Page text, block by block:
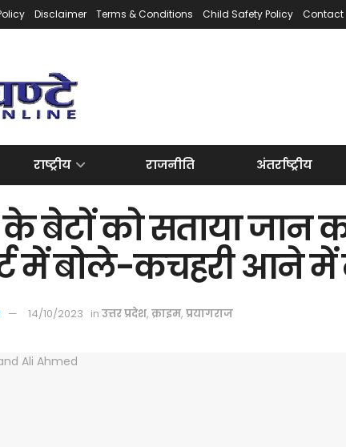
Disclaimer Terms & Conditions Child Safety Policy Contact
राष्ट्रीय राजनीति अंतर्राष्ट्रीय
बेटों को सताया जान
में बोले-कचहरी आने में
14/10/2023 in उत्तर प्रदेश, क्राइम, प्रयागराज